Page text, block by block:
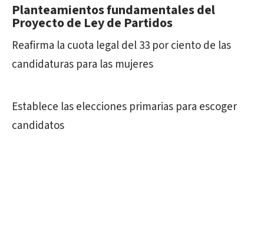
Planteamientos fundamentales del
Proyecto de Ley de Partidos
Reafirma la cuota legal del 33 por ciento de las
candidaturas para las mujeres
Establece las elecciones primarias para escoger
candidatos